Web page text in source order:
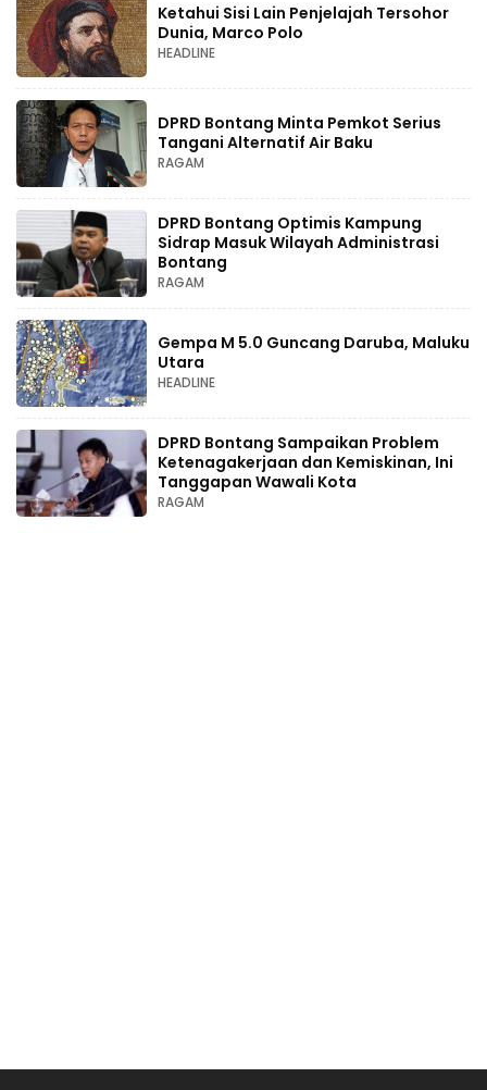
Ketahui Sisi Lain Penjelajah Tersohor
Dunia, Marco Polo
HEADLINE
DPRD Bontang Minta Pemkot Serius
Tangani Alternatif Air Baku
RAGAM
DPRD Bontang Optimis Kampung
Sidrap Masuk Wilayah Administrasi
Bontang
RAGAM
Gempa M 5.0 Guncang Daruba, Maluku
Utara
HEADLINE
DPRD Bontang Sampaikan Problem
Ketenagakerjaan dan Kemiskinan, Ini
Tanggapan Wawali Kota
RAGAM